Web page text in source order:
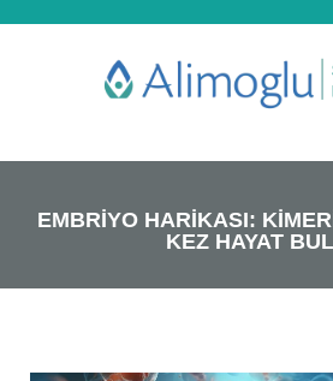
EMBRİYO HARİKASI:
KEZ HAYAT